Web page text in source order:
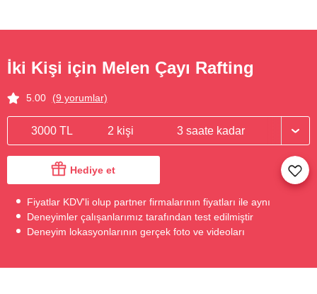
İki Kişi için Melen Çayı Rafting
5.00 (9 yorumlar)
3000 TL 2 kişi 3 saate kadar
Hediye et
Fiyatlar KDV'li olup partner firmalarının fiyatları ile aynı
Deneyimler çalışanlarımız tarafından test edilmiştir
Deneyim lokasyonlarının gerçek foto ve videoları